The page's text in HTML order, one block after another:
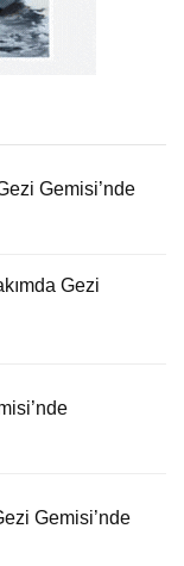
Gemisi’nde
Gezi
Gemisi’nde